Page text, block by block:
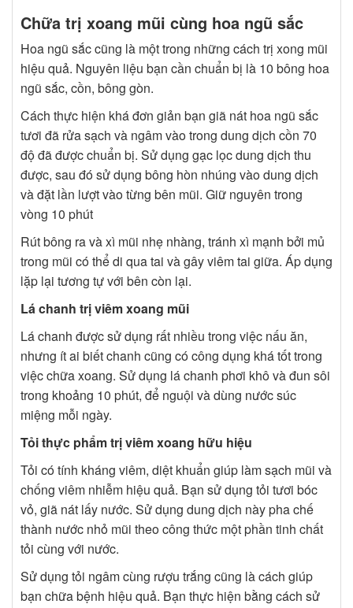
Chữa trị xoang mũi cùng hoa ngũ sắc
Hoa ngũ sắc cũng là một trong những cách trị xong mũi
hiệu quả. Nguyên liệu bạn cần chuẩn bị là 10 bông hoa
ngũ sắc, cồn, bông gòn.
Cách thực hiện khá đơn giản bạn giã nát hoa ngũ sắc
tươi đã rửa sạch và ngâm vào trong dung dịch cồn 70
độ đã được chuẩn bị. Sử dụng gạc lọc dung dịch thu
được, sau đó sử dụng bông hòn nhúng vào dung dịch
và đặt lần lượt vào từng bên mũi. Giữ nguyên trong
vòng 10 phút
Rút bông ra và xì mũi nhẹ nhàng, tránh xì mạnh bởi mủ
trong mũi có thể di qua tai và gây viêm tai giữa. Áp dụng
lặp lại tương tự với bên còn lại.
Lá chanh trị viêm xoang mũi
Lá chanh được sử dụng rất nhiều trong việc nấu ăn,
nhưng ít ai biết chanh cũng có công dụng khá tốt trong
việc chữa xoang. Sử dụng lá chanh phơi khô và đun sôi
trong khoảng 10 phút, để nguội và dùng nước súc
miệng mỗi ngày.
Tỏi thực phẩm trị viêm xoang hữu hiệu
Tỏi có tính kháng viêm, diệt khuẩn giúp làm sạch mũi và
chống viêm nhiễm hiệu quả. Bạn sử dụng tỏi tươi bóc
vỏ, giã nát lấy nước. Sử dụng dung dịch này pha chế
thành nước nhỏ mũi theo công thức một phần tinh chất
tỏi cùng với nước.
Sử dụng tỏi ngâm cùng rượu trắng cũng là cách giúp
bạn chữa bệnh hiệu quả. Bạn thực hiện bằng cách sử